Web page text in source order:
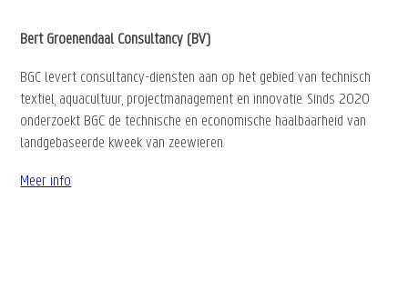
Bert Groenendaal Consultancy (BV)
BGC levert consultancy-diensten aan op het gebied van technisch
textiel, aquacultuur, projectmanagement en innovatie. Sinds 2020
onderzoekt BGC de technische en economische haalbaarheid van
landgebaseerde kweek van zeewieren.
Meer info